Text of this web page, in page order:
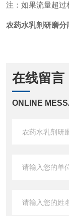
注：如果流量超
农药水乳剂研磨分
在线留言
ONLINE